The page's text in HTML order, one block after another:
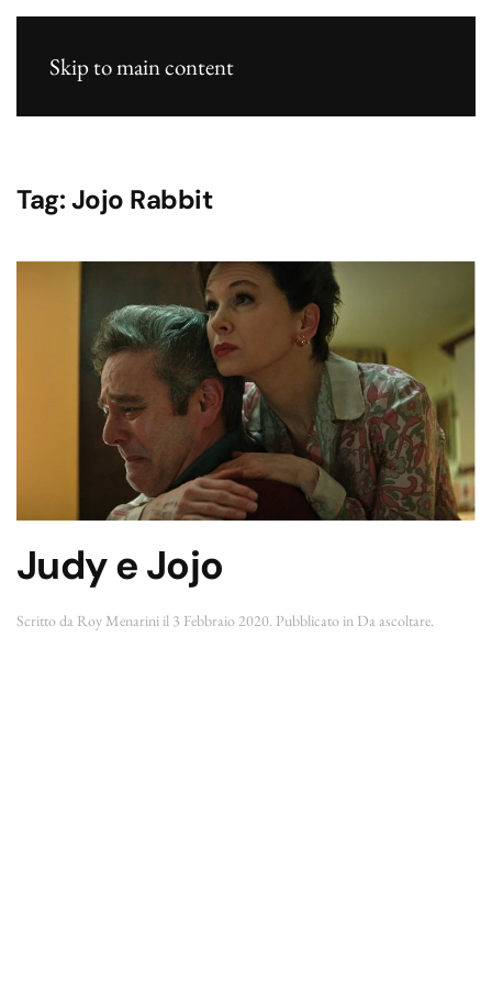
Skip to main content
Tag:Jojo Rabbit
Judy e Jojo
Scritto da Roy Menarini il 3 Febbraio 2020 . Pubblicato in Da ascoltare